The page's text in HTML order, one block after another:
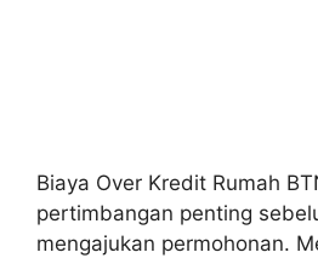
Biaya Over Kredit Rumah
pertimbangan penting
mengajukan permohonan.